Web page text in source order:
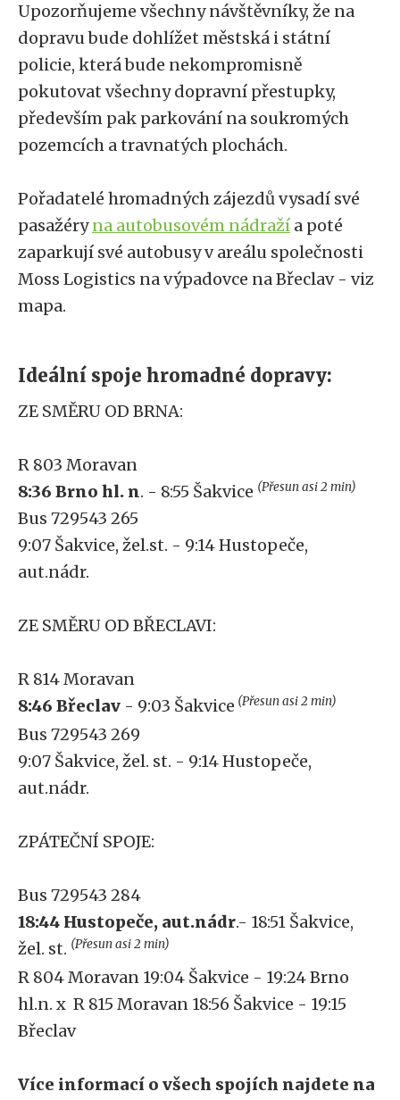
Upozorňujeme všechny návštěvníky, že na
dopravu bude dohlížet městská i státní
policie, která bude nekompromisně
pokutovat všechny dopravní přestupky,
především pak parkování na soukromých
pozemcích a travnatých plochách.
Pořadatelé hromadných zájezdů vysadí své
pasažéryna autobusovém nádraží a poté
zaparkují své autobusy v areálu společnosti
Moss Logistics na výpadovce na Břeclav - viz
mapa.
Ideální spoje hromadné dopravy:
ZE SMĚRU OD BRNA:
R 803 Moravan
8:36 Brno hl. n. - 8:55 Šakvice (Přesun asi 2 min)
Bus 729543 265
9:07 Šakvice, žel.st. - 9:14 Hustopeče,
aut.nádr.
ZE SMĚRU OD BŘECLAVI:
R 814 Moravan
8:46 Břeclav - 9:03 Šakvice (Přesun asi 2 min)
Bus 729543 269
9:07 Šakvice, žel. st. - 9:14 Hustopeče,
aut.nádr.
ZPÁTEČNÍ SPOJE:
Bus 729543 284
18:44 Hustopeče, aut.nádr.- 18:51 Šakvice,
žel. st. (Přesun asi 2 min)
R 804 Moravan 19:04 Šakvice - 19:24 Brno
hl.n. x R 815 Moravan 18:56 Šakvice - 19:15
Břeclav
Více informací o všech spojích najdete na